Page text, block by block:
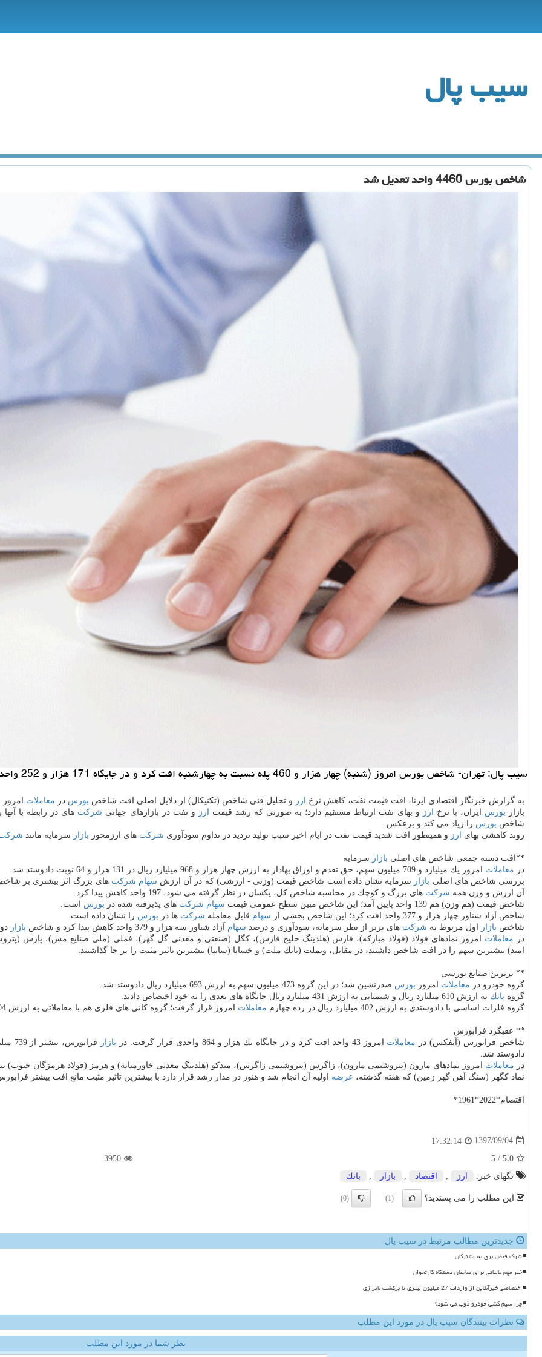
سیب پال
شاخص بورس 4460 واحد تعدیل شد
سیب پال: تهران- شاخص بورس امروز (شنبه) چهار هزار و 460 پله نسبت به چهارشنبه افت كرد و در جایگاه 171 هزار و 252 واحدی قرار گرفت.
به گزارش خبرنگار اقتصادی ایرنا، افت قیمت نفت، كاهش نرخ ارز و تحلیل فنی شاخص (تكنیكال) از دلایل اصلی افت شاخص بورس در معاملات امروز
بازار بورس ایران، با نرخ ارز و بهای نفت ارتباط مستقیم دارد؛ به صورتی كه رشد قیمت ارز و نفت در بازارهای جهانی شركت های در رابطه با
شاخص بورس را زیاد می كند و برعكس.
روند كاهشی بهای ارز و همینطور افت شدید قیمت نفت در ایام اخیر سبب تولید تردید در تداوم سودآوری شركت های ارزمحور بازار سرمایه مانند
**افت دسته جمعی شاخص های اصلی بازار سرمایه
در معاملات امروز یك میلیارد و 709 میلیون سهم، حق تقدم و اوراق بهادار به ارزش چهار هزار و 968 میلیارد ریال در 131 هزار و 64 نوبت دادوستد شد.
بررسی شاخص های اصلی بازار سرمایه نشان داده است شاخص قیمت (وزنی - ارزشی) كه در آن ارزش سهام شركت
آن ارزش و وزن همه شركت های بزرگ و كوچك در محاسبه شاخص كل، یكسان در نظر گرفته می شود، 197 واحد كاهش پیدا كرد.
شاخص قیمت (هم وزن) هم 139 واحد پایین آمد؛ این شاخص مبین سطح عمومی قیمت
سهام شركت های پذیرفته شده در بورس است.
شاخص آزاد شناور چهار هزار و 377 واحد افت كرد؛ این شاخص بخشی از
سهام قابل معامله شركت ها در بورس را نشان داده است.
شاخص بازار اول مربوط به شركت های برتر از نظر سرمایه، سودآوری و درصد سهام آزاد شناور سه هزار و 379 واحد كاهش پیدا كرد و شاخص بازار
در معاملات امروز نمادهای فولاد (فولاد مباركه)، فارس (هلدینگ خلیج فارس)، كگل (صنعتی و معدنی گل گهر)، فملی (ملی صنایع مس)، پارس
امید) بیشترین سهم را در افت شاخص داشتند، در مقابل، وبملت (بانك ملت) و خساپا (سایپا) بیشترین تاثیر مثبت را بر جا گذاشتند.
** برترین صنایع بورسی
گروه خودرو در معاملات امروز بورس صدرنشین شد؛ در این گروه 473 میلیون سهم به ارزش 693 میلیارد ریال دادوستد شد.
گروه بانك به ارزش 610 میلیارد ریال و شیمیایی به ارزش 431 میلیارد ریال جایگاه های بعدی را به خود اختصاص دادند.
گروه فلزات اساسی با دادوستدی به ارزش 402 میلیارد ریال در رده چهارم
معاملات امروز قرار گرفت؛ گروه كانی های فلزی هم با معاملاتی به ارزش 204 میلیارد ریال، رده پنجم را از آن خود كرد.
** عقبگرد فرابورس
شاخص فرابورس (آیفكس) در معاملات امروز 43 واحد افت كرد و در جایگاه یك هزار و 864 واحدی قرار گرفت. در
بازار
دادوستد شد.
در معاملات امروز نمادهای مارون (پتروشیمی مارون)، زاگرس (پتروشیمی زاگرس)، میدكو (هلدینگ معدنی خاورمیانه) و هرمز (فولاد هرمزگان جنوب)
نماد كگهر (سنگ آهن گهر زمین) كه هفته گذشته، عرضه اولیه آن انجام شد و هنوز در مدار رشد قرار دارد با بیشترین تاثیر مثبت مانع افت بیشتر
اقتصام*2022*1961*
1397/09/04
17:32:14
5.0
/
5
3950
تگهای خبر:
ارز اقتصاد بازار بانك
این مطلب را می پسندید؟ (1)
(0)
جدیدترین مطالب مرتبط در سیب پال
شوک قبض برق به مشترکان
خبر مهم مالیاتی برای صاحبان دستگاه کارتخوان
اختصاصی خبرآنلاین از واردات 27 میلیون لیتری تا برگشت ناترازی
چرا سیم کشی خودرو ذوب می شود؟
نظرات بینندگان سیب پال در مورد این مطلب
نظر شما در مورد این مطلب